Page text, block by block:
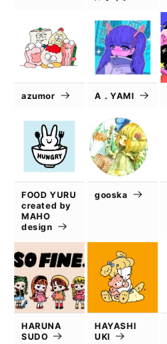
azumor A．YAMI
FOOD YURU
created by
MAHO
design
gooska
HARUNA
SUDO
HAYASHI
UKI